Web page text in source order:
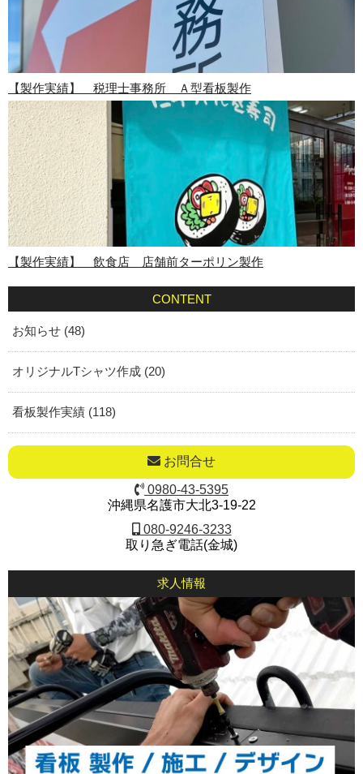
【製作実績】 税理士事務所 Ａ型看板製作
【製作実績】 飲食店 店舗前ターポリン製作
CONTENT
お知らせ (48)
オリジナルTシャツ作成 (20)
看板製作実績 (118)
お問合せ
0980-43-5395
沖縄県名護市大北3-19-22
080-9246-3233
取り急ぎ電話(金城)
求人情報